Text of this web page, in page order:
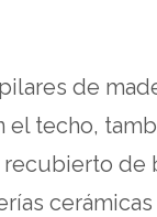
de
el techo,
recubierto de